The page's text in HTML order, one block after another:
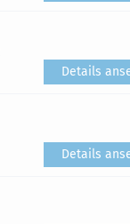
Details
Details